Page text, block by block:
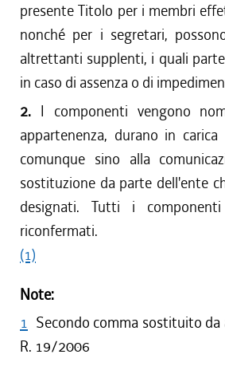
presente Titolo per i membri
nonché per i segretari,
altrettanti supplenti, i quali
in caso di assenza o di
2. I componenti vengono
appartenenza, durano in
comunque sino alla
sostituzione da parte dell'ente
designati. Tutti i
riconfermati.
(1)
Note:
1 Secondo comma sostituito da
R. 19/2006